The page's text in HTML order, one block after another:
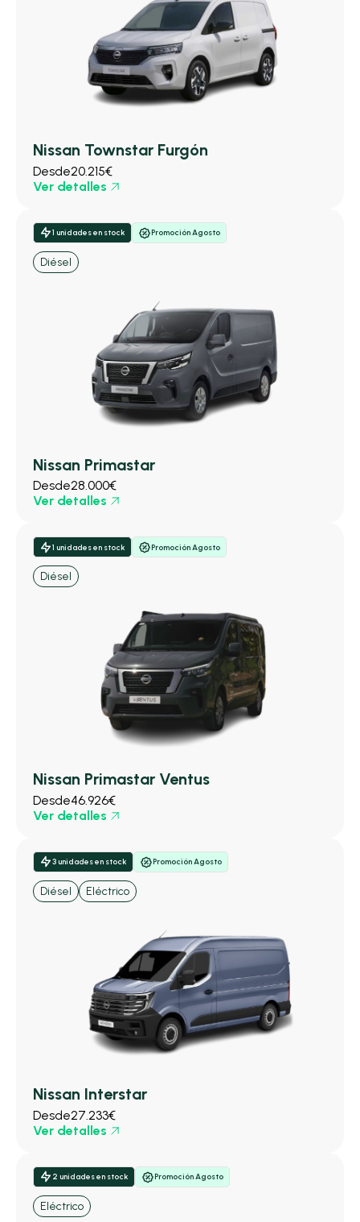
Nissan Townstar Furgón
Desde20.215€
Ver detalles
1 unidades en stock Promoción Agosto
Diésel
Nissan Primastar
Desde28.000€
Ver detalles
1 unidades en stock Promoción Agosto
Diésel
Nissan Primastar Ventus
Desde46.926€
Ver detalles
3 unidades en stock Promoción Agosto
Diésel Eléctrico
Nissan Interstar
Desde27.233€
Ver detalles
2 unidades en stock Promoción Agosto
Eléctrico